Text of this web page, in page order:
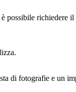
richiedere
di fotografie e un